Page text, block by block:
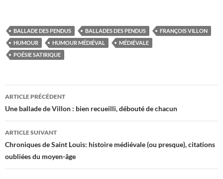
BALLADE DES PENDUS BALLADES DES PENDUS
FRANÇOIS VILLON
HUMOUR
HUMOUR MÉDIÉVAL
MÉDIÉVALE
POÉSIE SATIRIQUE
Navigation
des
articles
ARTICLE PRÉCÉDENT
Une ballade de Villon : bien recueilli, débouté de chacun
ARTICLE SUIVANT
Chroniques de Saint Louis: histoire médiévale (ou presque), citations
oubliées du moyen-âge